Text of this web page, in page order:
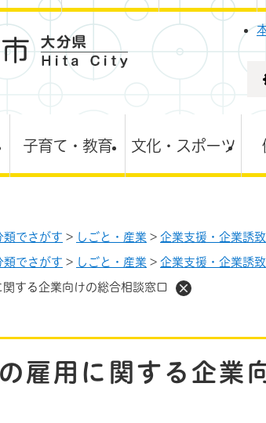
メニュ
子育て・教育 文化・スポーツ
類でさがす > しごと・産業 > 企業支援・企業誘致
類でさがす > しごと・産業 > 企業支援・企業誘致
する企業向けの総合相談窓口
雇用に関する企業